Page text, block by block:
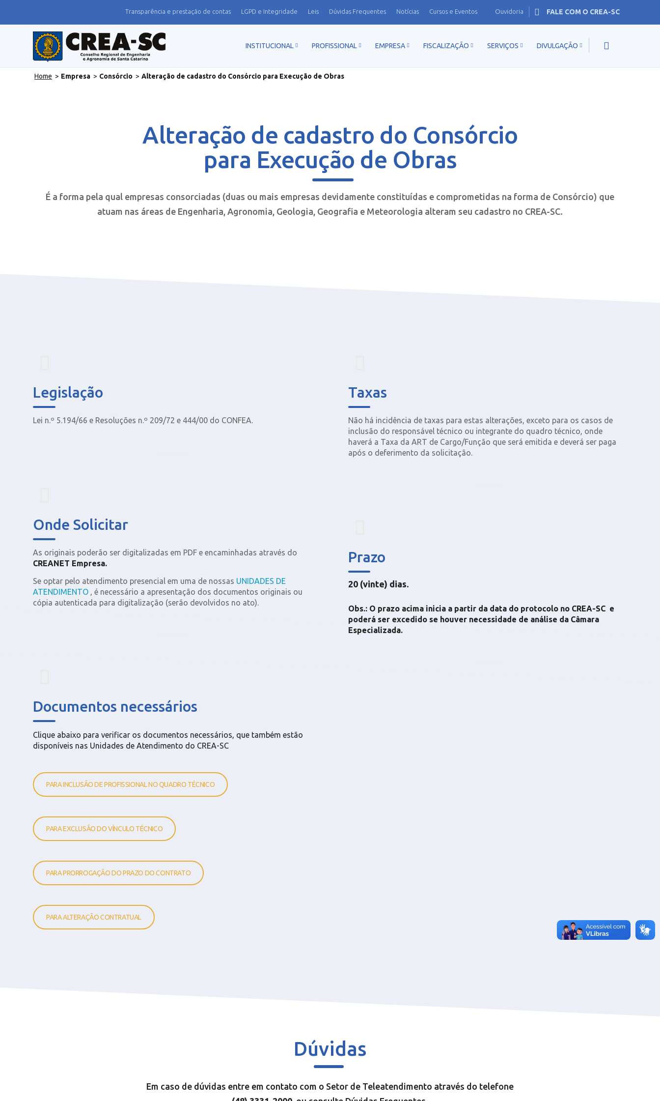
Transparência e prestação de contas LGPD e Integridade Leis Dúvidas Frequentes Notícias Cursos e Eventos Ouvidoria FALE COM O CREA-SC
INSTITUCIONAL PROFISSIONAL EMPRESA FISCALIZAÇÃO SERVIÇOS DIVULGAÇÃO
Home > Empresa > Consórcio > Alteração de cadastro do Consórcio para Execução de Obras
Alteração de cadastro do Consórcio
para Execução de Obras
É a forma pela qual empresas consorciadas (duas ou mais empresas devidamente constituídas e comprometidas na forma de Consórcio) que
atuam nas áreas de Engenharia, Agronomia, Geologia, Geografia e Meteorologia alteram seu cadastro no CREA-SC.
Legislação
Lei n.º 5.194/66 e Resoluções n.º 209/72 e 444/00 do CONFEA.
Onde Solicitar
As originais poderão ser digitalizadas em PDF e encaminhadas através do
CREANET Empresa.
Se optar pelo atendimento presencial em uma de nossas UNIDADES DE
ATENDIMENTO , é necessário a apresentação dos documentos originais ou
cópia autenticada para digitalização (serão devolvidos no ato).
Documentos necessários
Clique abaixo para verificar os documentos necessários, que também estão
disponíveis nas Unidades de Atendimento do CREA-SC
PARA INCLUSÃO DE PROFISSIONAL NO QUADRO TÉCNICO
PARA EXCLUSÃO DO VÍNCULO TÉCNICO
PARA PRORROGAÇÃO DO PRAZO DO CONTRATO
PARA ALTERAÇÃO CONTRATUAL
Taxas
Não há incidência de taxas para estas alterações, exceto para os casos de
inclusão do responsável técnico ou integrante do quadro técnico, onde
haverá a Taxa da ART de Cargo/Função que será emitida e deverá ser paga
após o deferimento da solicitação.
Prazo
20 (vinte) dias.
Obs.: O prazo acima inicia a partir da data do protocolo no CREA-SC e
poderá ser excedido se houver necessidade de análise da Câmara
Especializada.
Dúvidas
Em caso de dúvidas entre em contato com o Setor de Teleatendimento através do telefone